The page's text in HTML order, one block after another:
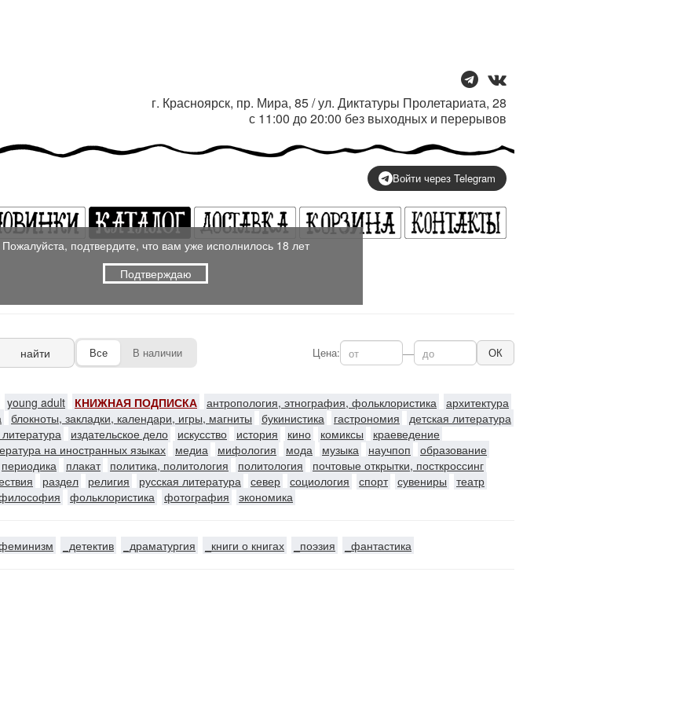
г. Красноярск, пр. Мира, 85 / ул. Диктатуры Пролетариата, 28
с 11:00 до 20:00 без выходных и перерывов
Войти через Telegram
найти Все В наличии Цена: — ОК
young adult КНИЖНАЯ ПОДПИСКА антропология, этнография, фольклористика архитектура
блокноты, закладки, календари, игры, магниты букинистика гастрономия
детская литература
издательское дело искусство история кино комиксы
краеведение
на иностранных языках медиа мифология мода музыка научпоп
образование
периодика плакат политика, политология политология
почтовые открытки, посткроссинг
раздел религия русская литература север социология спорт сувениры
театр
фольклористика фотография экономика
феминизм _детектив _драматургия _книги о книгах _поэзия _фантастика
Пожалуйста, подтвердите, что вам уже исполнилось 18 лет
Подтверждаю